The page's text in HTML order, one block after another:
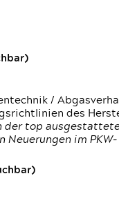
/
des
der top
im